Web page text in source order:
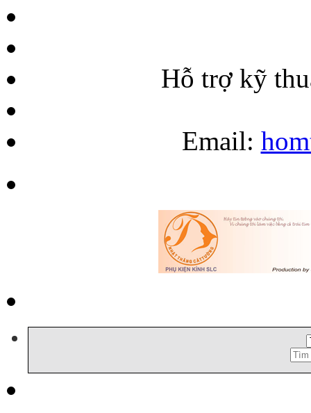
Hỗ trợ kỹ
Email:
Tìm
kiếm: